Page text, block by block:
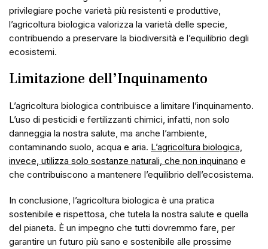
privilegiare poche varietà più resistenti e produttive,
l’agricoltura biologica valorizza la varietà delle specie,
contribuendo a preservare la biodiversità e l’equilibrio degli
ecosistemi.
Limitazione dell’Inquinamento
L’agricoltura biologica contribuisce a limitare l’inquinamento.
L’uso di pesticidi e fertilizzanti chimici, infatti, non solo
danneggia la nostra salute, ma anche l’ambiente,
contaminando suolo, acqua e aria. L’agricoltura biologica,
invece, utilizza solo sostanze naturali, che non inquinano e
che contribuiscono a mantenere l’equilibrio dell’ecosistema.
In conclusione, l’agricoltura biologica è una pratica
sostenibile e rispettosa, che tutela la nostra salute e quella
del pianeta. È un impegno che tutti dovremmo fare, per
garantire un futuro più sano e sostenibile alle prossime